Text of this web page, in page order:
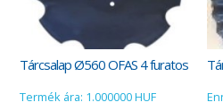
Tárcsalap Ø560 OFAS 4 furatos
Termék ára: 1.000000 HUF